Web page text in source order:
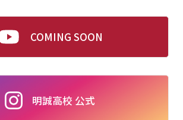
COMING SOON
明誠高校 公式